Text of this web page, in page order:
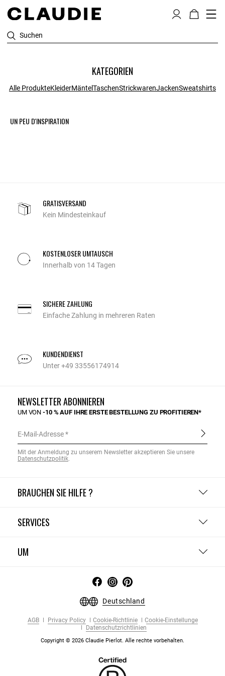
Suchen
KATEGORIEN
Alle ProdukteKleiderMäntelTaschenStrickwarenJackenSweatshirts
UN PEU D'INSPIRATION
GRATISVERSAND
Kein Mindesteinkauf
KOSTENLOSER UMTAUSCH
Innerhalb von 14 Tagen
SICHERE ZAHLUNG
Einfache Zahlung in mehreren Raten
KUNDENDIENST
Unter +49 33556174914
BRAUCHEN SIE HILFE ?
SERVICES
UM
NEWSLETTER ABONNIEREN
UM VON-10 % AUF IHRE ERSTE BESTELLUNG ZU PROFITIEREN*
E-Mail-Adresse
Mit der Anmeldung zu unserem Newsletter akzeptieren Sie unsere
Datenschutzpolitik.
Deutschland
AGB Privacy Policy Cookie-Richtlinie
Cookie-Einstellunge
Datenschutzrichtlinien
Copyright © 2026 Claudie Pierlot. Alle rechte vorbehalten.